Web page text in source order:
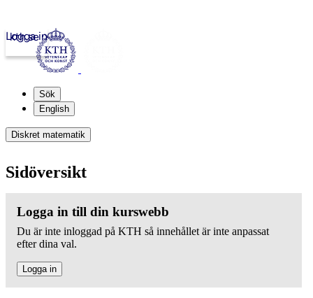
kth.se
Logga in
Sök
English
Diskret matematik
Sidöversikt
Logga in till din kurswebb
Du är inte inloggad på KTH så innehållet är inte anpassat
efter dina val.
Logga in